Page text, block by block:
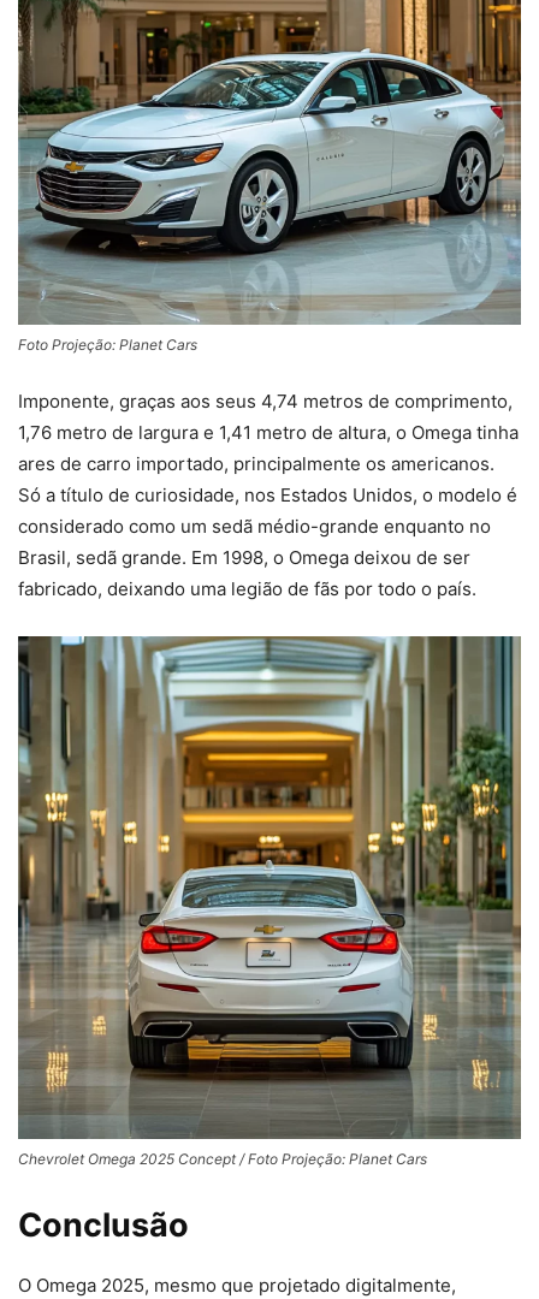
Foto Projeção: Planet Cars
Imponente, graças aos seus 4,74 metros de comprimento,
1,76 metro de largura e 1,41 metro de altura, o Omega tinha
ares de carro importado, principalmente os americanos.
Só a título de curiosidade, nos Estados Unidos, o modelo é
considerado como um sedã médio-grande enquanto no
Brasil, sedã grande. Em 1998, o Omega deixou de ser
fabricado, deixando uma legião de fãs por todo o país.
Chevrolet Omega 2025 Concept / Foto Projeção: Planet Cars
Conclusão
O Omega 2025, mesmo que projetado digitalmente,